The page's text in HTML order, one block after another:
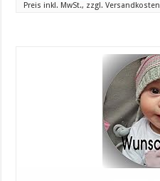
Preis inkl. MwSt., zzgl. Versandkosten